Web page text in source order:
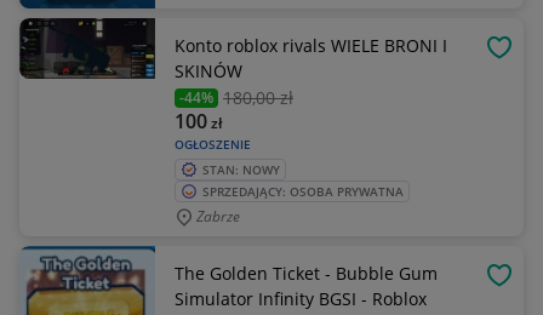
Konto roblox rivals WIELE BRONI I
SKINÓW
-44% 180,00 zł
OGŁOSZENIE
100zł
STAN: NOWY
SPRZEDAJĄCY: OSOBA PRYWATNA
Zabrze
The Golden Ticket - Bubble Gum
Simulator Infinity BGSI - Roblox